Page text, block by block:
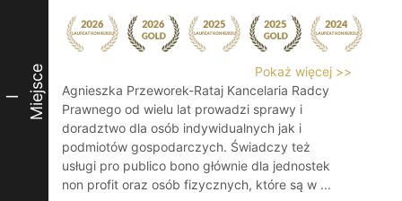
I Miejsce
Pokaż więcej >>
Agnieszka Przeworek-Rataj Kancelaria Radcy
Prawnego od wielu lat prowadzi sprawy i
doradztwo dla osób indywidualnych jak i
podmiotów gospodarczych. Świadczy też
usługi pro publico bono głównie dla jednostek
non profit oraz osób fizycznych, które są w ...